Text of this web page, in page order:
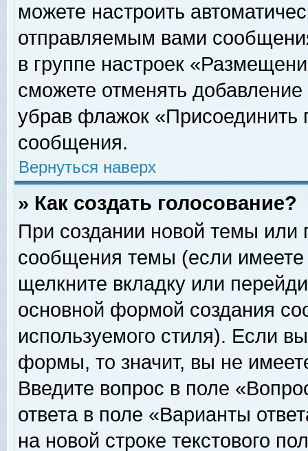
можете настроить
отправляемым вами
в группе настроек
сможете отменять
убрав флажок «Присоединить
сообщения.
Вернуться наверх
» Как создать голосование?
При создании новой темы или
сообщения темы (если
щелкните вкладку или
основной формой создания
используемого стиля). Если
формы, то значит, вы не
Введите вопрос в поле
ответа в поле «Варианты
на новой строке текстового